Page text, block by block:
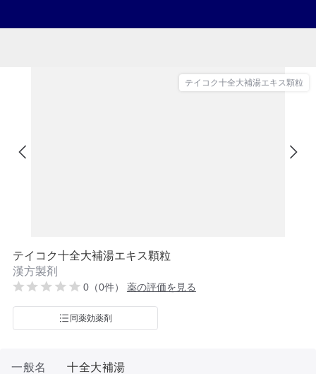
テイコク十全大補湯エキス顆粒
テイコク十全大補湯エキス顆粒
漢方製剤
0（0件） 薬の評価を見る
同薬効薬剤
一般名
十全大補湯